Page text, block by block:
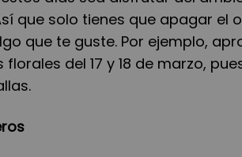
que solo tienes que apagar el
que te guste. Por ejemplo,
del 17 y 18 de marzo,